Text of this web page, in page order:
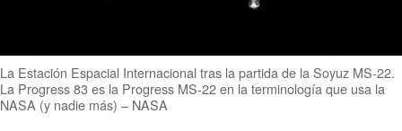
La Estación Espacial Internacional tras la partida de la Soyuz MS-22.
La Progress 83 es la Progress MS-22 en la terminología que usa la
NASA (y nadie más) – NASA